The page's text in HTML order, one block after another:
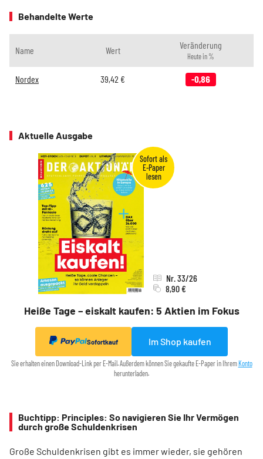
Behandelte Werte
Name Wert Veränderung
Heute in %
Nordex 39,42 € -0,86
Aktuelle Ausgabe
Heiße Tage – eiskalt kaufen: 5 Aktien im Fokus
Nr. 33/26
8,90 €
Sofortkauf Im Shop kaufen
Sie erhalten einen Download-Link per E-Mail. Außerdem können Sie gekaufte E-Paper in Ihrem Konto
herunterladen.
Buchtipp: Principles: So navigieren Sie Ihr Vermögen
durch große Schuldenkrisen
Große Schuldenkrisen gibt es immer wieder, sie gehören